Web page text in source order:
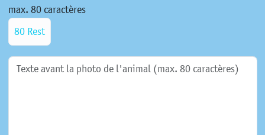
max. 80 caractères
80 Rest